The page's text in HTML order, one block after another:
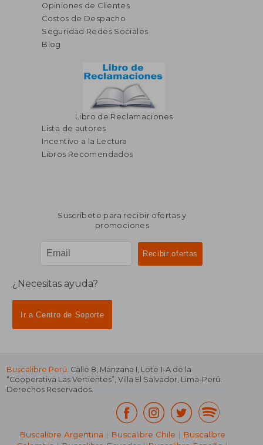
55%
dcto.
S/ 242,01
S/ 108,91
Opiniones de Clientes
Costos de Despacho
Seguridad Redes Sociales
Blog
Libro de Reclamaciones
Lista de autores
Incentivo a la Lectura
Libros Recomendados
Suscríbete para recibir ofertas y
promociones
¿Necesitas ayuda?
Ir a Centro de Soporte
Buscalibre Perú. Calle 8, Manzana I, Lote 1-A de la
“Cooperativa Las Vertientes”, Villa El Salvador, Lima-Perú.
Derechos Reservados.
Buscalibre Argentina | Buscalibre Chile | Buscalibre